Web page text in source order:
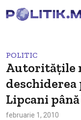
POLITIC
Autorităţile
Lipcani
februarie 1, 2010